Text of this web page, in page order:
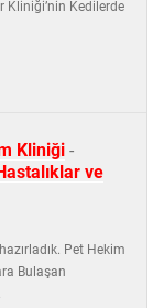
Kliniği’nin Kedilerde
Kliniği -
ve
Pet Hekim
Bulaşan